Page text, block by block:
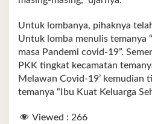
Untuk lombanya, pihaknya
Untuk lomba menulis temanya
masa Pandemi covid-19”.
PKK tingkat kecamatan
Melawan Covid-19’ kemudian
temanya “Ibu Kuat Keluarga
Viewed : 266